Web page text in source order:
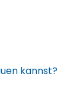
kannst?